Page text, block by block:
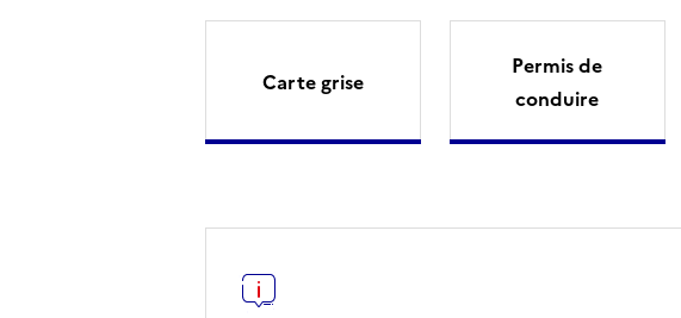
Carte grise
Permis de
conduire